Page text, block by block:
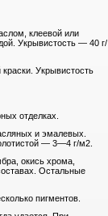
клеевой или
Укрывистость — 40 г/
Укрывистость
отделках.
и эмалевых.
— 3—4 г/м2.
окись хрома,
Остальные
пигментов.